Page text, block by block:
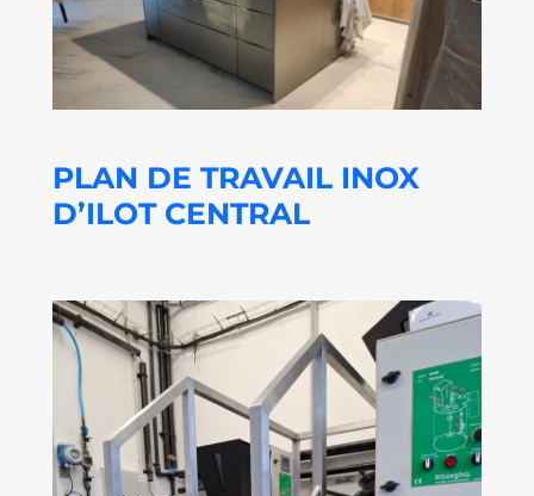
PLAN DE TRAVAIL INOX
D’ILOT CENTRAL